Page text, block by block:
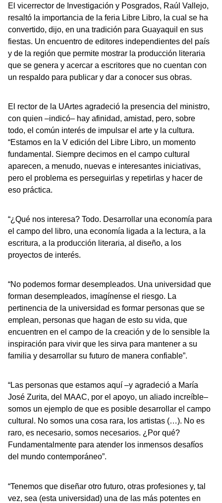
El vicerrector de Investigación y Posgrados, Raúl Vallejo,
resaltó la importancia de la feria Libre Libro, la cual se ha
convertido, dijo, en una tradición para Guayaquil en sus
fiestas. Un encuentro de editores independientes del país
y de la región que permite mostrar la producción literaria
que se genera y acercar a escritores que no cuentan con
un respaldo para publicar y dar a conocer sus obras.
El rector de la UArtes agradeció la presencia del ministro,
con quien –indicó– hay afinidad, amistad, pero, sobre
todo, el común interés de impulsar el arte y la cultura.
“Estamos en la V edición del Libre Libro, un momento
fundamental. Siempre decimos en el campo cultural
aparecen, a menudo, nuevas e interesantes iniciativas,
pero el problema es perseguirlas y repetirlas y hacer de
eso práctica.
“¿Qué nos interesa? Todo. Desarrollar una economía para
el campo del libro, una economía ligada a la lectura, a la
escritura, a la producción literaria, al diseño, a los
proyectos de interés.
“No podemos formar desempleados. Una universidad que
forman desempleados, imagínense el riesgo. La
pertinencia de la universidad es formar personas que se
emplean, personas que hagan de esto su vida, que
encuentren en el campo de la creación y de lo sensible la
inspiración para vivir que les sirva para mantener a su
familia y desarrollar su futuro de manera confiable”.
“Las personas que estamos aquí –y agradeció a María
José Zurita, del MAAC, por el apoyo, un aliado increíble–
somos un ejemplo de que es posible desarrollar el campo
cultural. No somos una cosa rara, los artistas (…). No es
raro, es necesario, somos necesarios. ¿Por qué?
Fundamentalmente para atender los inmensos desafíos
del mundo contemporáneo”.
“Tenemos que diseñar otro futuro, otras profesiones y, tal
vez, sea (esta universidad) una de las más potentes en